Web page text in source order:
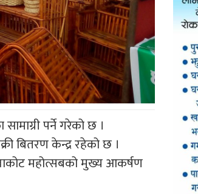
पर्ने गरेको छ ।
बितरण केन्द्र रहेको छ ।
महोत्सबको मुख्य आकर्षण